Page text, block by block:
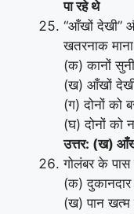
पा रहे थे
“आँखों देखी”
खतरनाक
(क) कानों
(ख) आँखों देखी
(ग) दोनों को
(घ) दोनों को
उत्तर: (ख)
गोलंबर के पास
(क)
(ख) पान खत्म